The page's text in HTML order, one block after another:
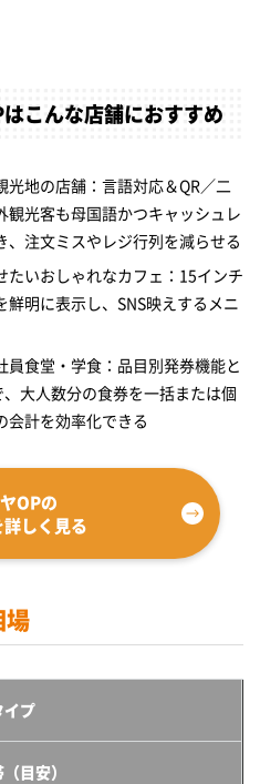
こんな店舗におすすめ
地の店舗：言語対応＆QR／二
光客も母国語かつキャッシュレ
、注文ミスやレジ行列を減らせる
たいおしゃれなカフェ：15インチ
明に表示し、SNS映えするメニ
員食堂・学食：品目別発券機能と
大人数分の食券を一括または個
会計を効率化できる
OPの
しく見る
場
イプ
目安）